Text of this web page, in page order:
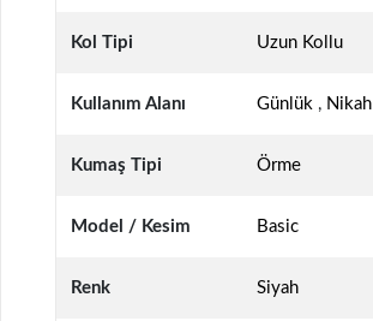
Kol Tipi Uzun Kollu
Kullanım Alanı Günlük , Nikah
Kumaş Tipi Örme
Model / Kesim Basic
Renk Siyah